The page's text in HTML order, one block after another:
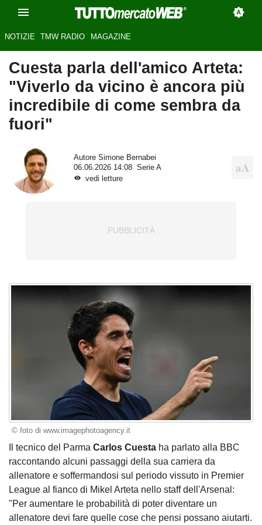
NOTIZIE TMW RADIO MAGAZINE
Cuesta parla dell'amico Arteta:
"Viverlo da vicino è ancora più
incredibile di come sembra da
fuori"
Autore Simone Bernabei
06.06.2026 14:08
Serie A
vedi letture
© foto di www.imagephotoagency.it
Il tecnico del Parma Carlos Cuesta ha parlato alla BBC
raccontando alcuni passaggi della sua carriera da
allenatore e soffermandosi sul periodo vissuto in Premier
League al fianco di Mikel Arteta nello staff dell'Arsenal:
"Per aumentare le probabilità di poter diventare un
allenatore devi fare quelle cose che pensi possano aiutarti.